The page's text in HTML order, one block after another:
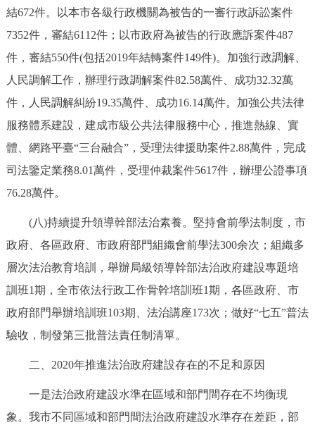
結672件。以本市各級行政機關為被告的一審行政訴訟案件
7352件，審結6112件；以市政府為被告的行政應訴案件487
件，審結550件(包括2019年結轉案件149件)。加強行政調解、
人民調解工作，辦理行政調解案件82.58萬件、成功32.32萬
件，人民調解糾紛19.35萬件、成功16.14萬件。加強公共法律
服務體系建設，建成市級公共法律服務中心，推進熱線、實
體、網路平臺“三台融合”，受理法律援助案件2.88萬件，完成
司法鑒定業務8.01萬件，受理仲裁案件5617件，辦理公證事項
76.28萬件。
(八)持續提升領導幹部法治素養。堅持會前學法制度，市
政府、各區政府、市政府部門組織會前學法300余次；組織多
層次法治教育培訓，舉辦局級領導幹部法治政府建設專題培
訓班1期，全市依法行政工作骨幹培訓班1期，各區政府、市
政府部門舉辦培訓班103期、法治講座173次；做好“七五”普法
驗收，制發第三批普法責任制清單。
二、2020年推進法治政府建設存在的不足和原因
一是法治政府建設水準在區域和部門間存在不均衡現
象。我市不同區域和部門間法治政府建設水準存在差距，部